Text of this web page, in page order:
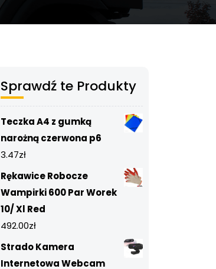
Sprawdź te Produkty
Teczka A4 z gumką
narożną czerwona p6
3.47zł
Rękawice Robocze
Wampirki 600 Par Worek
10/ Xl Red
492.00zł
Strado Kamera
Internetowa Webcam